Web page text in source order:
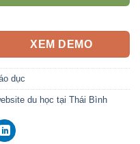
XEM DEMO
dục
du học tại Thái Bình